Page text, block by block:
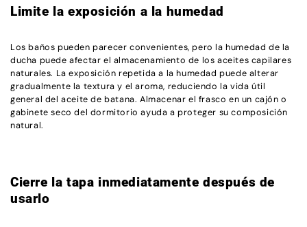
Limite la exposición a la humedad
Los baños pueden parecer convenientes, pero la humedad de la
ducha puede afectar el almacenamiento de los aceites capilares
naturales. La exposición repetida a la humedad puede alterar
gradualmente la textura y el aroma, reduciendo la vida útil
general del aceite de batana. Almacenar el frasco en un cajón o
gabinete seco del dormitorio ayuda a proteger su composición
natural.
Cierre la tapa inmediatamente después de
usarlo